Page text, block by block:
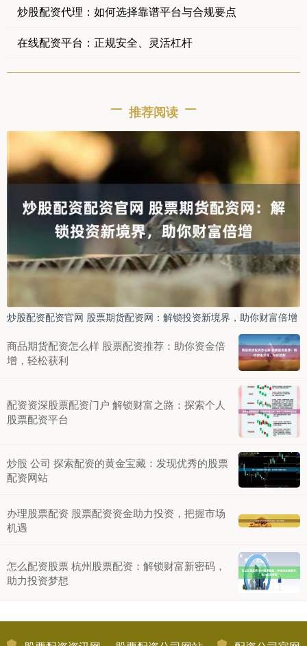
炒股配资代理：如何选择靠谱平台与合规要点
在线配资平台：正规安全、灵活杠杆
推荐阅读
炒股配资配资官网 股票期货配资网：解锁投资新境界，助你财富倍增
商品期货配资怎么样 股票配资推荐：助你资金倍
增，轻松获利
配资资深股票配资门户 解锁财富之路：探索个人
股票配资平台
炒股 公司 探索配资的黄金宝藏：发现优秀的股票
配资网站
办理股票配资 股票配资资金助力投资，把握市场
机遇
怎么配资股票 杭州股票配资：解锁财富新密码，
助力投资梦想